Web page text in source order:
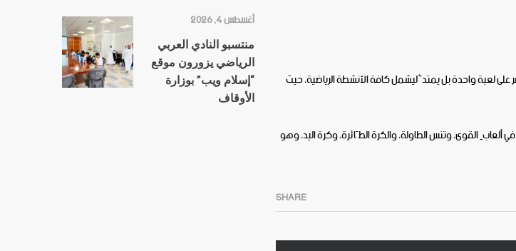
على لعبة واحدة بل يمتدُّ ليشمل كافة الأنشطة الرياضية، حيث
القوى، وتنس الطاولة، والكرة الطّائرة، وكرة اليد، وهو
SHARE
أغسطس 4, 2026
منتسبو النادي العربي
الرياضي يزورون موقع
“إسلام ويب” بوزارة
الأوقاف